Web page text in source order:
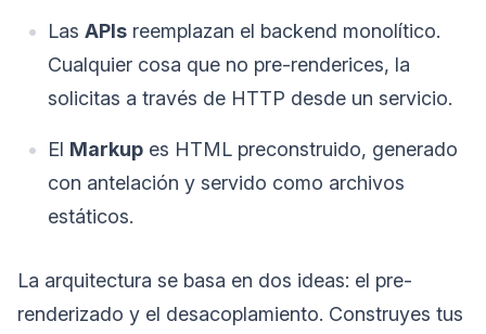
Las APIs reemplazan el backend monolítico.
Cualquier cosa que no pre-renderices, la
solicitas a través de HTTP desde un servicio.
El Markup es HTML preconstruido, generado
con antelación y servido como archivos
estáticos.
La arquitectura se basa en dos ideas: el pre-
renderizado y el desacoplamiento. Construyes tus